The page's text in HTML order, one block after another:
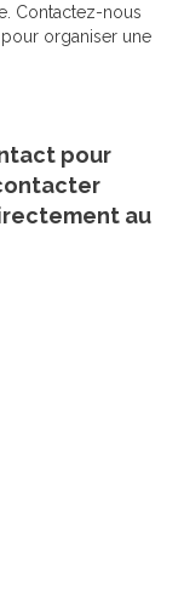
Contactez-nous
organiser une
pour
au